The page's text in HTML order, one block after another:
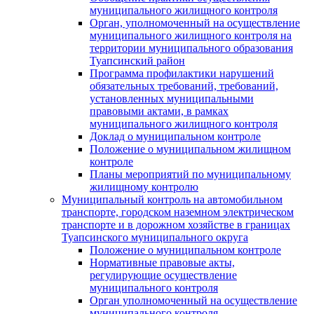
муниципального жилищного контроля
Орган, уполномоченный на осуществление
муниципального жилищного контроля на
территории муниципального образования
Туапсинский район
Программа профилактики нарушений
обязательных требований, требований,
установленных муниципальными
правовыми актами, в рамках
муниципального жилищного контроля
Доклад о муниципальном контроле
Положение о муниципальном жилищном
контроле
Планы мероприятий по муниципальному
жилищному контролю
Муниципальный контроль на автомобильном
транспорте, городском наземном электрическом
транспорте и в дорожном хозяйстве в границах
Туапсинского муниципального округа
Положение о муниципальном контроле
Нормативные правовые акты,
регулирующие осуществление
муниципального контроля
Орган уполномоченный на осуществление